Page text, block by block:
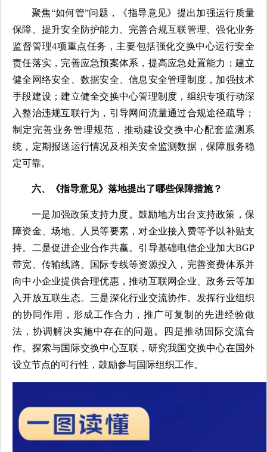
聚焦“如何管”问题，《指导意见》提出加强运行质量
保障、提升安全防护能力、完善合规互联管理、强化业务
监督管理4项重点任务，主要包括强化交换中心运行安全
责任落实，完善应急预案体系，提高应急处置能力；建立
健全网络安全、数据安全、信息安全管理制度，加强技术
手段建设；建立健全交换中心管理制度，组织专项行动深
入整治违规互联行为，引导网间流量通过合规途径疏导；
制定完善业务管理规范，推动建设交换中心配套监测系
统，定期报送运行情况及相关安全监测数据，保障服务稳
定可靠。
六、《指导意见》落地提出了哪些保障措施？
一是加强政策支持力度。鼓励地方出台支持政策，保
障资金、场地、人员等要素，对企业接入费等予以补贴支
持。二是促进企业合作共赢。引导基础电信企业加大BGP
带宽、传输线路、国际专线等资源投入，完善资费体系并
向中小企业提供合理优惠，推动互联网企业、政务云等加
入开放互联生态。三是深化行业交流协作。发挥行业组织
的协同作用，形成工作合力，推广可复制的先进经验做
法，协调解决实施中存在的问题。四是推动国际交流合
作。探索与国际交换中心互联，研究我国交换中心在国外
设立节点的可行性，鼓励参与国际组织工作。